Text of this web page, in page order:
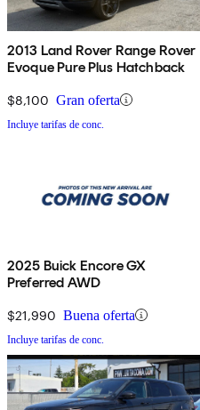
2013 Land Rover Range Rover
Evoque Pure Plus Hatchback
$8,100 Gran oferta
Incluye tarifas de conc.
2025 Buick Encore GX
Preferred AWD
$21,990 Buena oferta
Incluye tarifas de conc.